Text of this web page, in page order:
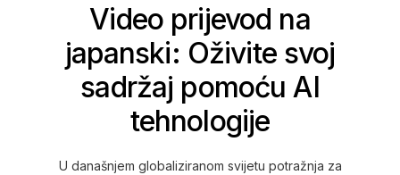
Video prijevod na
japanski: Oživite svoj
sadržaj pomoću AI
tehnologije
U današnjem globaliziranom svijetu potražnja za